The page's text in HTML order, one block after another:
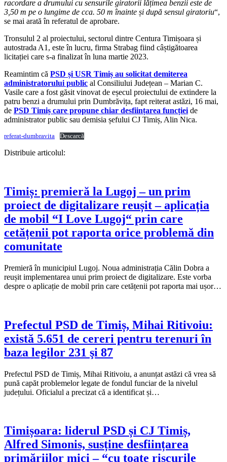
racordare a drumului cu sensurile giratorii lățimea benzii este de
3,50 m pe o lungime de cca. 50 m înainte și după sensul giratoriu“,
se mai arată în referatul de aprobare.
Tronsulul 2 al proiectului, sectorul dintre Centura Timișoara și
autostrada A1, este în lucru, firma Strabag fiind câștigătoarea
licitației care s-a finalizat în luna martie 2023.
Reamintim că PSD și USR Timiș au solicitat demiterea
administratorului public al Consiliului Județean – Marian C.
Vasile care a fost găsit vinovat de eșecul proiectului de extindere la
patru benzi a drumului prin Dumbrăvița, fapt reiterat astăzi, 16 mai,
de PSD Timiș care propune chiar desființarea funcției de
administrator public sau demisia șefului CJ Timiș, Alin Nica.
referat-dumbravita Descarcă
Distribuie articolul:
Timiș: premieră la Lugoj – un prim
proiect de digitalizare reușit – aplicația
de mobil “I Love Lugoj“ prin care
cetățenii pot raporta orice problemă din
comunitate
Premieră în municipiul Lugoj. Noua administrația Călin Dobra a
reușit implementarea unui prim proiect de digitalizare. Este vorba
despre o aplicație de mobil prin care cetățenii pot raporta mai ușor…
Prefectul PSD de Timiș, Mihai Ritivoiu:
există 5.651 de cereri pentru terenuri în
baza legilor 231 şi 87
Prefectul PSD de Timiș, Mihai Ritivoiu, a anunțat astăzi că vrea să
pună capăt problemelor legate de fondul funciar de la nivelul
județului. Oficialul a precizat că a identificat și…
Timișoara: liderul PSD și CJ Timiș,
Alfred Simonis, susține desființarea
primăriilor mici – “cu toate riscurile